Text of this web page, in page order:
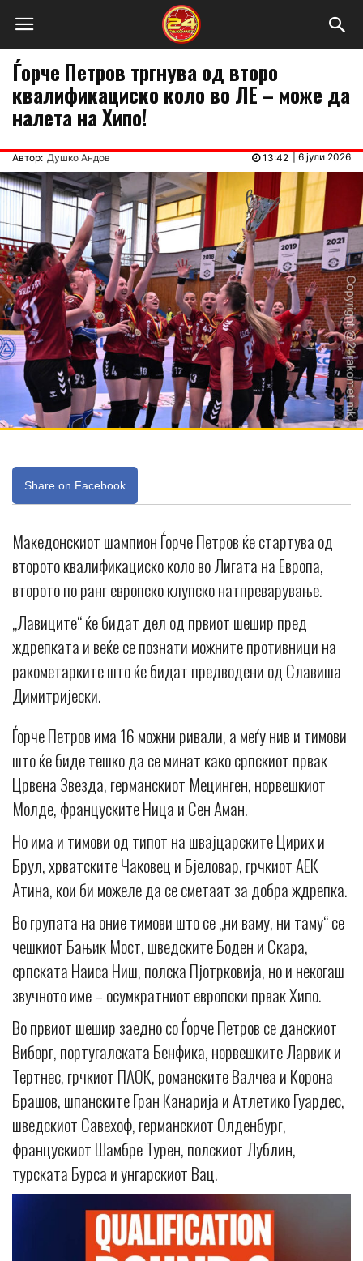
Ѓорче Петров тргнува од второ
квалификациско коло во ЛЕ – може да
налета на Хипо!
Автор: Душко Андов 6 јули 2026
13:42
Share on Facebook
Македонскиот шампион Ѓорче Петров ќе стартува од
второто квалификациско коло во Лигата на Европа,
второто по ранг европско клупско натпреварување.
„Лавиците“ ќе бидат дел од првиот шешир пред
ждрепката и веќе се познати можните противници на
ракометарките што ќе бидат предводени од Славиша
Димитријески.
Ѓорче Петров има 16 можни ривали, а меѓу нив и тимови
што ќе биде тешко да се минат како српскиот првак
Црвена Звезда, германскиот Мецинген, норвешкиот
Молде, француските Ница и Сен Аман.
Но има и тимови од типот на швајцарските Цирих и
Брул, хрватските Чаковец и Бјеловар, грчкиот АЕК
Атина, кои би можеле да се сметаат за добра ждрепка.
Во групата на оние тимови што се „ни ваму, ни таму“ се
чешкиот Бањик Мост, шведските Боден и Скара,
српската Наиса Ниш, полска Пјотрковија, но и некогаш
звучното име – осумкратниот европски првак Хипо.
Во првиот шешир заедно со Ѓорче Петров се данскиот
Виборг, португалската Бенфика, норвешките Ларвик и
Тертнес, грчкиот ПАОК, романските Валчеа и Корона
Брашов, шпанските Гран Канарија и Атлетико Гуардес,
шведскиот Савехоф, германскиот Олденбург,
францускиот Шамбре Турен, полскиот Лублин,
турската Бурса и унгарскиот Вац.